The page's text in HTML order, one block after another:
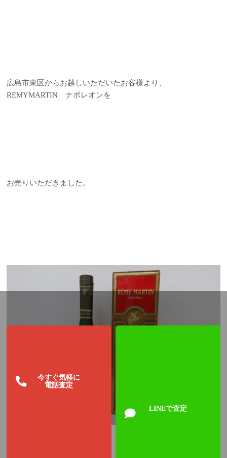
広島市東区からお越しいただいたお客様より、
REMYMARTIN ナポレオンを
お売りいただきました。
今すぐ気軽に
電話査定
LINEで査定